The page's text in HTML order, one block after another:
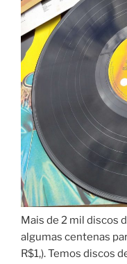
Mais de 2 mil discos
algumas centenas
R$1,). Temos discos